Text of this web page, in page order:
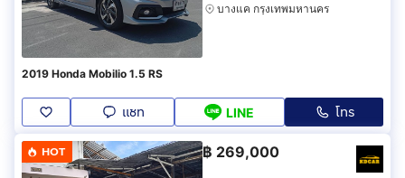
บางแค กรุงเทพมหานคร
2019 Honda Mobilio 1.5 RS
แชท LINE โทร
HOT ฿ 269,000